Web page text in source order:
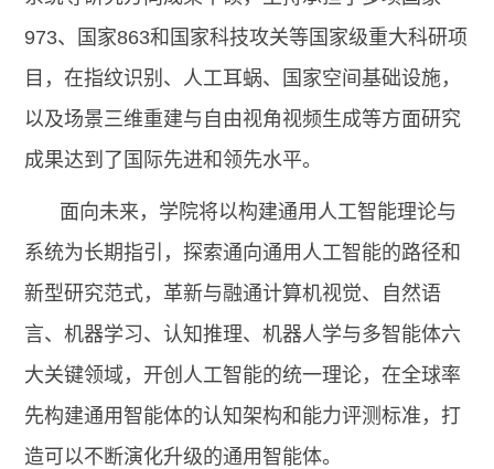
973、国家863和国家科技攻关等国家级重大科研项
目，在指纹识别、人工耳蜗、国家空间基础设施，
以及场景三维重建与自由视角视频生成等方面研究
成果达到了国际先进和领先水平。
面向未来，学院将以构建通用人工智能理论与
系统为长期指引，探索通向通用人工智能的路径和
新型研究范式，革新与融通计算机视觉、自然语
言、机器学习、认知推理、机器人学与多智能体六
大关键领域，开创人工智能的统一理论，在全球率
先构建通用智能体的认知架构和能力评测标准，打
造可以不断演化升级的通用智能体。